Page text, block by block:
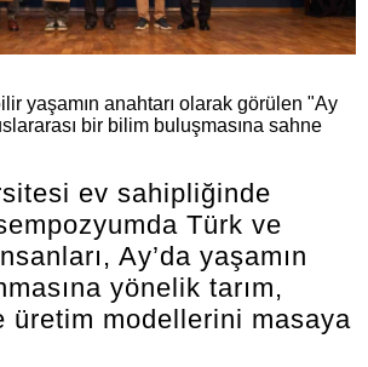
yaşamın anahtarı olarak görülen "Ay
bir bilim buluşmasına sahne
ev sahipliğinde
Türk ve
Ay’da yaşamın
yönelik tarım,
üretim modellerini masaya